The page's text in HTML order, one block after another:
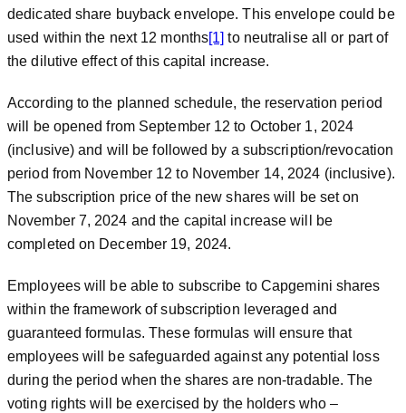
dedicated share buyback envelope. This envelope could be
used within the next 12 months[1] to neutralise all or part of
the dilutive effect of this capital increase.
According to the planned schedule, the reservation period
will be opened from September 12 to October 1, 2024
(inclusive) and will be followed by a subscription/revocation
period from November 12 to November 14, 2024 (inclusive).
The subscription price of the new shares will be set on
November 7, 2024 and the capital increase will be
completed on December 19, 2024.
Employees will be able to subscribe to Capgemini shares
within the framework of subscription leveraged and
guaranteed formulas. These formulas will ensure that
employees will be safeguarded against any potential loss
during the period when the shares are non-tradable. The
voting rights will be exercised by the holders who –